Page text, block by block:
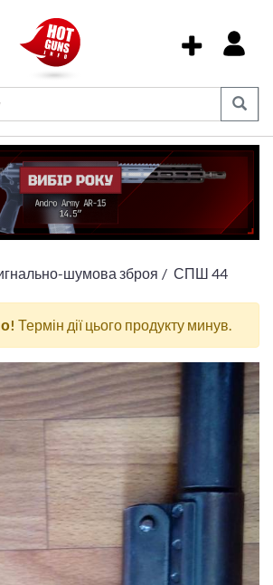
шумова зброя СПШ 44
Термін дії цього продукту минув.